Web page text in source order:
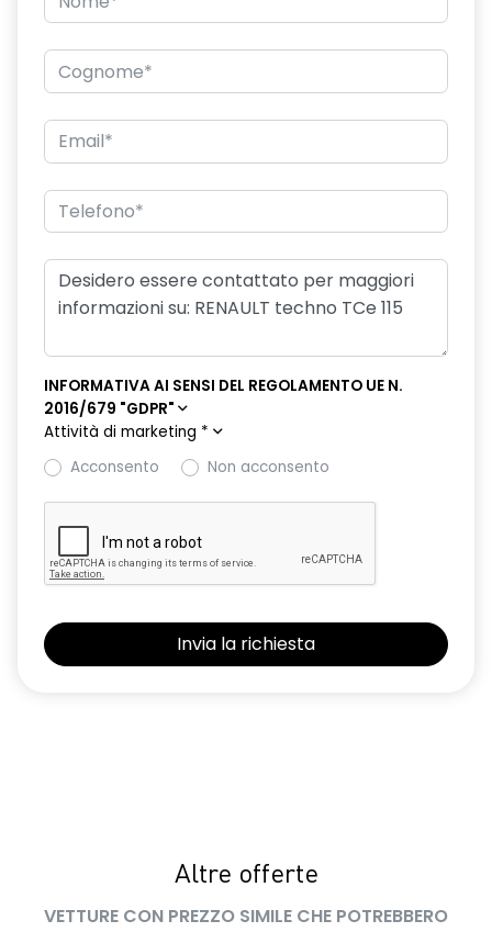
INFORMATIVA AI SENSI DEL REGOLAMENTO UE N.
2016/679 "GDPR"
Attività di marketing *
Acconsento
Non acconsento
Altre offerte
VETTURE CON PREZZO SIMILE CHE POTREBBERO